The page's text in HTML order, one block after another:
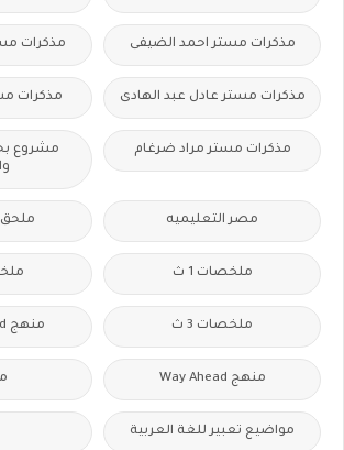
مذكرات مستر احمد الضيفى مذكرات
مذكرات مستر عادل عبد الهادى مذكرات
مذكرات مستر مراد ضرغام
مشروع
مصر التعليميه ملحق
ملخصات 1 ث
ملخصات 3 ث منهج English World
منهج Way Ahead
مواضيع تعبير للغة العربية